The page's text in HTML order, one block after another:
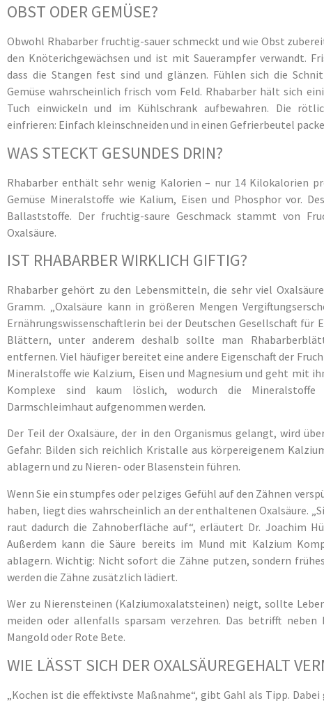
OBST ODER GEMÜSE?
Obwohl Rhabarber fruchtig-sauer schmeckt und wie Obst
den Knöterichgewächsen und ist mit Sauerampfer verwandt.
dass die Stangen fest sind und glänzen. Fühlen sich die
Gemüse wahrscheinlich frisch vom Feld. Rhabarber hält sich
Tuch einwickeln und im Kühlschrank aufbewahren. Die
einfrieren: Einfach kleinschneiden und in einen Gefrierbeutel
WAS STECKT GESUNDES DRIN?
Rhabarber enthält sehr wenig Kalorien – nur 14 Kilokalorien
Gemüse Mineralstoffe wie Kalium, Eisen und Phosphor vor.
Ballaststoffe. Der fruchtig-saure Geschmack stammt von
Oxalsäure.
IST RHABARBER WIRKLICH GIFTIG?
Rhabarber gehört zu den Lebensmitteln, die sehr viel
Gramm. „Oxalsäure kann in größeren Mengen
Ernährungswissenschaftlerin bei der Deutschen Gesellschaft für
Blättern, unter anderem deshalb sollte man
entfernen. Viel häufiger bereitet eine andere Eigenschaft der
Mineralstoffe wie Kalzium, Eisen und Magnesium und geht mit
Komplexe sind kaum löslich, wodurch die
Darmschleimhaut aufgenommen werden.
Der Teil der Oxalsäure, der in den Organismus gelangt, wird
Gefahr: Bilden sich reichlich Kristalle aus körpereigenem
ablagern und zu Nieren- oder Blasenstein führen.
Wenn Sie ein stumpfes oder pelziges Gefühl auf den Zähnen
haben, liegt dies wahrscheinlich an der enthaltenen Oxalsäure.
raut dadurch die Zahnoberfläche auf“, erläutert Dr. Joachim
Außerdem kann die Säure bereits im Mund mit Kalzium
ablagern. Wichtig: Nicht sofort die Zähne putzen, sondern
werden die Zähne zusätzlich lädiert.
Wer zu Nierensteinen (Kalziumoxalatsteinen) neigt, sollte
meiden oder allenfalls sparsam verzehren. Das betrifft neben
Mangold oder Rote Bete.
WIE LÄSST SICH DER OXALSÄUREGEHALT
„Kochen ist die effektivste Maßnahme“, gibt Gahl als Tipp.